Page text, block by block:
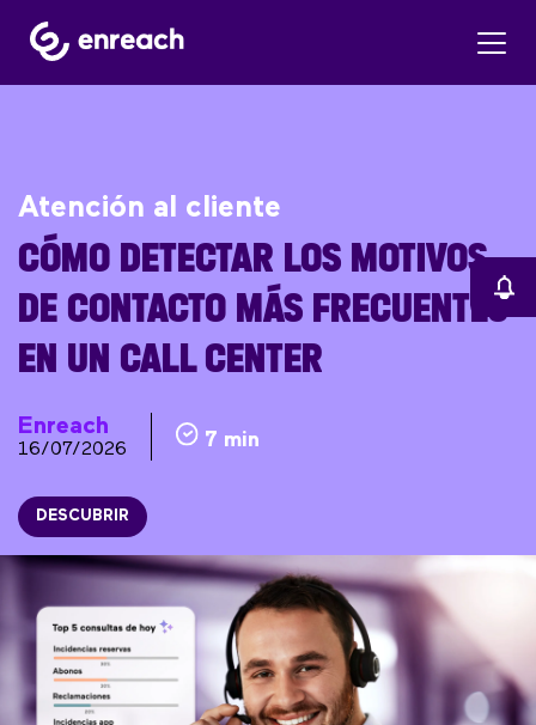
Atención al cliente
CÓMO DETECTAR LOS MOTIVOS
DE CONTACTO MÁS FRECUENTES
EN UN CALL CENTER
Enreach
16/07/2026 7 min
DESCUBRIR